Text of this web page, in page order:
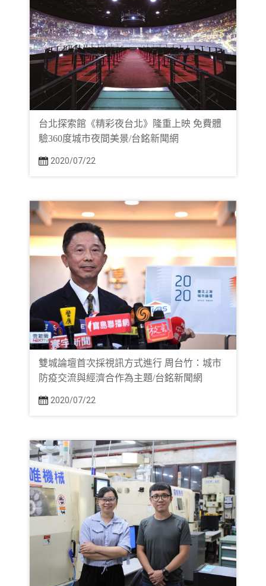
台北探索館《精彩夜台北》隆重上映 免費體
驗360度城市夜間美景/台銘新聞網
2020/07/22
雙城論壇首次採視訊方式進行 周台竹：城市
防疫交流與經濟合作為主題/台銘新聞網
2020/07/22